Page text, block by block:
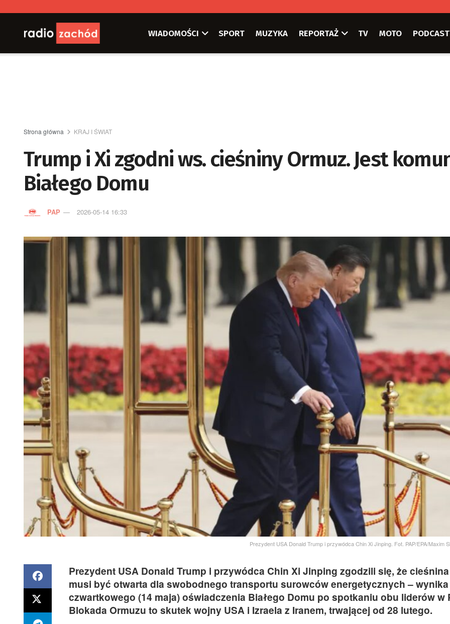
WIADOMOŚCI SPORT MUZYKA REPORTAŻ TV MOTO
Strona główna KRAJ I ŚWIAT
Trump i Xi zgodni ws. cieśniny Ormuz. Jest
Białego Domu
PAP 2026-05-14 16:33
Prezydent USA Donald Trump i przywódca Chin Xi Jinping. Fot. PAP/EPA/Maxim
Prezydent USA Donald Trump i przywódca Chin Xi Jinping zgodzili się, że
musi być otwarta dla swobodnego transportu surowców energetycznych – wynika
czwartkowego (14 maja) oświadczenia Białego Domu po spotkaniu obu liderów w
Blokada Ormuzu to skutek wojny USA i Izraela z Iranem, trwającej od 28 lutego.